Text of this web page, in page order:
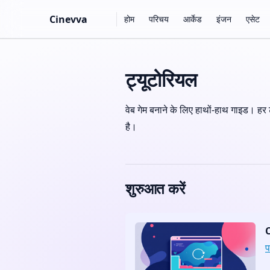
Skip to content
Cinevva होम परिचय आर्केड इंजन एसेट
ट्यूटोरियल
वेब गेम बनाने के लिए हाथों-हाथ गाइड।
है।
शुरुआत करें